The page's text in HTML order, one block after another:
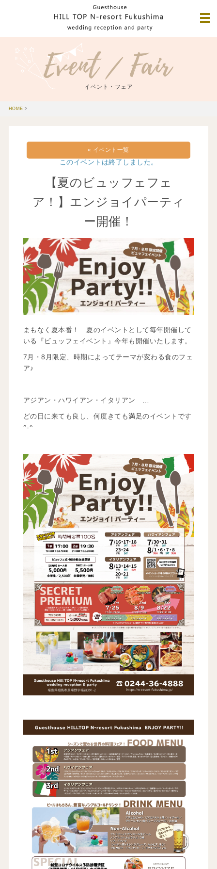
イベント・フェア
HOME >
« イベント一覧
このイベントは終了しました。
【夏のビュッフェフェ
ア！】エンジョイパーティ
ー開催！
まもなく夏本番！ 夏のイベントとして毎年開催して
いる『ビュッフェイベント』今年も開催いたします。
7月・8月限定、時期によってテーマが変わる食のフェ
ア♪
アジアン・ハワイアン・イタリアン …
どの日に来ても良し、何度きても満足のイベントです
^-^